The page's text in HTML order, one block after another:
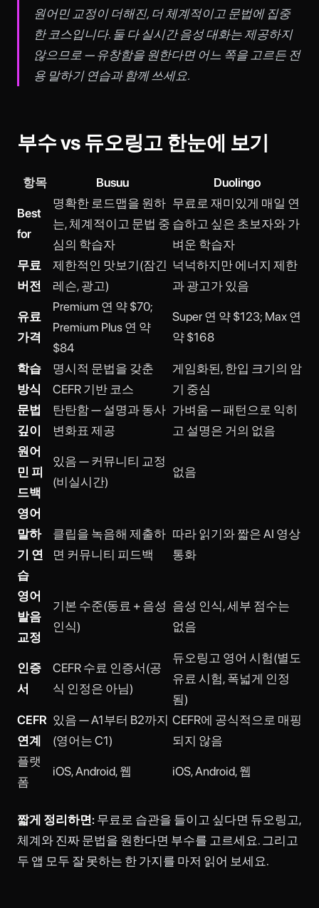
원어민 교정이 더해진, 더 체계적이고 문법에 집중
한 코스입니다. 둘 다 실시간 음성 대화는 제공하지
않으므로 — 유창함을 원한다면 어느 쪽을 고르든 전
용 말하기 연습과 함께 쓰세요.
부수 vs 듀오링고 한눈에 보기
항목 Busuu Duolingo
Best
for
명확한 로드맵을 원하
는, 체계적이고 문법 중
심의 학습자
무료로 재미있게 매일 연
습하고 싶은 초보자와 가
벼운 학습자
무료
버전
제한적인 맛보기(잠긴
레슨, 광고)
넉넉하지만 에너지 제한
과 광고가 있음
유료
가격
Premium 연 약 $70;
Premium Plus 연 약
$84
Super 연 약 $123; Max 연
약 $168
학습
방식
명시적 문법을 갖춘
CEFR 기반 코스
게임화된, 한입 크기의 암
기 중심
문법
깊이
탄탄함 — 설명과 동사
변화표 제공
가벼움 — 패턴으로 익히
고 설명은 거의 없음
원어
민 피
드백
있음 — 커뮤니티 교정
(비실시간)
없음
영어
말하
기 연
습
클립을 녹음해 제출하
면 커뮤니티 피드백
따라 읽기와 짧은 AI 영상
통화
영어
발음
교정
기본 수준(동료 + 음성
인식)
음성 인식, 세부 점수는
없음
인증
서
CEFR 수료 인증서(공
식 인정은 아님)
듀오링고 영어 시험(별도
유료 시험, 폭넓게 인정
됨)
CEFR
연계
있음 — A1부터 B2까지
(영어는 C1)
CEFR에 공식적으로 매핑
되지 않음
플랫
폼
iOS, Android, 웹 iOS, Android, 웹
짧게 정리하면: 무료로 습관을 들이고 싶다면 듀오링고,
체계와 진짜 문법을 원한다면 부수를 고르세요. 그리고
두 앱 모두 잘 못하는 한 가지를 마저 읽어 보세요.